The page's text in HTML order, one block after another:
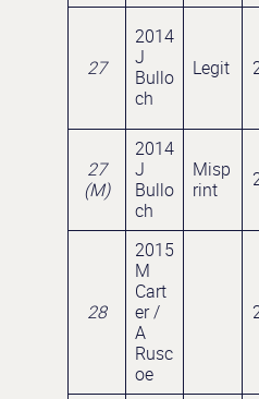
27
2014
J
Bullo
ch
Legit
27
(M)
2014
J
Bullo
ch
Misp
rint
28
2015
M
Cart
er /
A
Rusc
oe